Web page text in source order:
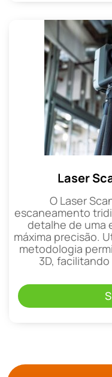
Laser
O Laser
escaneamento
detalhe de uma
máxima precisão.
metodologia
3D,